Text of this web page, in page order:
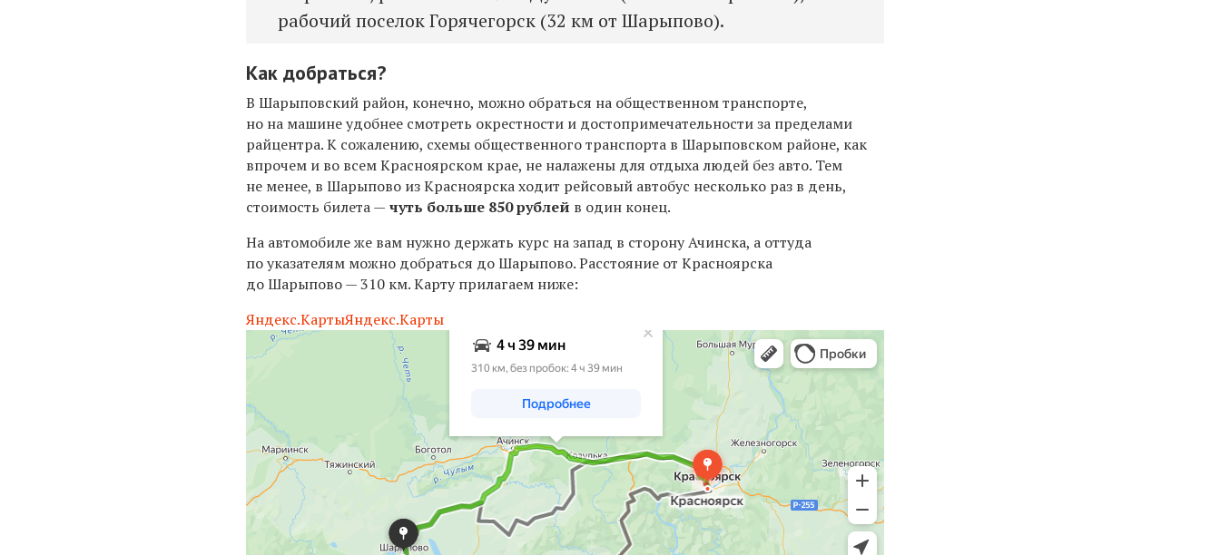
рабочий поселок Горячегорск (32 км от Шарыпово).
Как добраться?
В Шарыповский район, конечно, можно обраться на общественном транспорте,
но на машине удобнее смотреть окрестности и достопримечательности за пределами
райцентра. К сожалению, схемы общественного транспорта в Шарыповском районе, как
впрочем и во всем Красноярском крае, не налажены для отдыха людей без авто. Тем
не менее, в Шарыпово из Красноярска ходит рейсовый автобус несколько раз в день,
стоимость билета — чуть больше 850 рублей в один конец.
На автомобиле же вам нужно держать курс на запад в сторону Ачинска, а оттуда
по указателям можно добраться до Шарыпово. Расстояние от Красноярска
до Шарыпово — 310 км. Карту прилагаем ниже:
Яндекс.КартыЯндекс.Карты